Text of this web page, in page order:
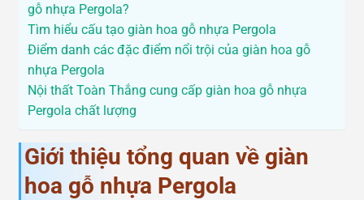
gỗ nhựa Pergola?
Tìm hiểu cấu tạo giàn hoa gỗ nhựa Pergola
Điểm danh các đặc điểm nổi trội của giàn hoa gỗ
nhựa Pergola
Nội thất Toàn Thắng cung cấp giàn hoa gỗ nhựa
Pergola chất lượng
Giới thiệu tổng quan về giàn
hoa gỗ nhựa Pergola